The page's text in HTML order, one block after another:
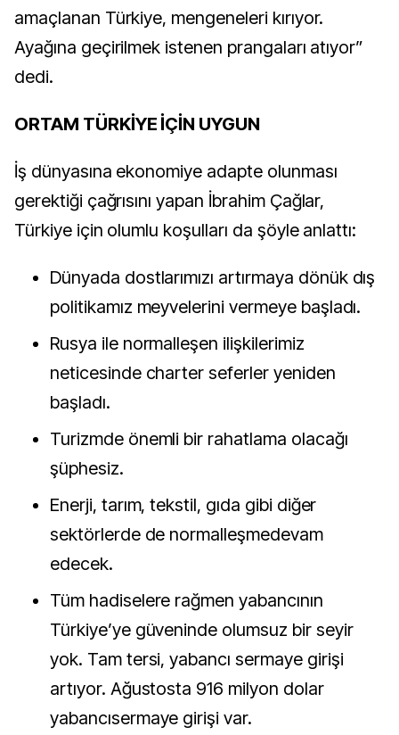
amaçlanan Türkiye, mengeneleri kırıyor.
Ayağına geçirilmek istenen prangaları atıyor”
dedi.
ORTAM TÜRKİYE İÇİN UYGUN
İş dünyasına ekonomiye adapte olunması
gerektiği çağrısını yapan İbrahim Çağlar,
Türkiye için olumlu koşulları da şöyle anlattı:
Dünyada dostlarımızı artırmaya dönük dış
politikamız meyvelerini vermeye başladı.
Rusya ile normalleşen ilişkilerimiz
neticesinde charter seferler yeniden
başladı.
Turizmde önemli bir rahatlama olacağı
şüphesiz.
Enerji, tarım, tekstil, gıda gibi diğer
sektörlerde de normalleşmedevam
edecek.
Tüm hadiselere rağmen yabancının
Türkiye’ye güveninde olumsuz bir seyir
yok. Tam tersi, yabancı sermaye girişi
artıyor. Ağustosta 916 milyon dolar
yabancısermaye girişi var.